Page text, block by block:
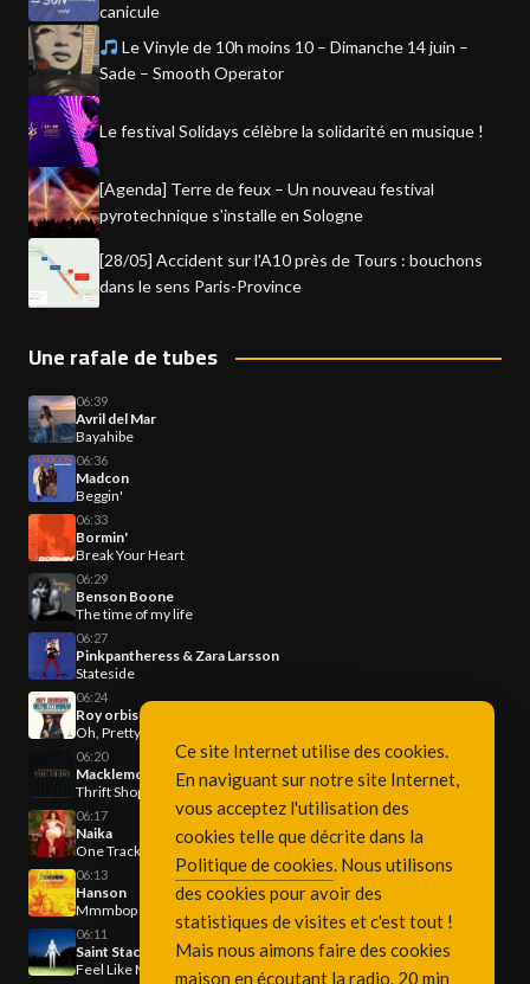
canicule
Le Vinyle de 10h moins 10 – Dimanche 14 juin –
Sade – Smooth Operator
Le festival Solidays célèbre la solidarité en musique !
[Agenda] Terre de feux – Un nouveau festival
pyrotechnique s'installe en Sologne
[28/05] Accident sur l'A10 près de Tours : bouchons
dans le sens Paris-Province
Une rafale de tubes
06:39
Avril del Mar
Bayahibe
06:36
Madcon
Beggin'
06:33
Bormin'
Break Your Heart
06:29
Benson Boone
The time of my life
06:27
Pinkpantheress & Zara Larsson
Stateside
06:24
Roy orbison
Oh, Pretty Woman
06:20
Macklemore & Ryan Lewis
Thrift Shop
06:17
Naika
One Track Mind
06:13
Hanson
Mmmbop
06:11
Saint Stacy
Feel Like Myself
Ce site Internet utilise des cookies.
En naviguant sur notre site Internet,
vous acceptez l'utilisation des
cookies telle que décrite dans la
Politique de cookies. Nous utilisons
des cookies pour avoir des
statistiques de visites et c'est tout !
Mais nous aimons faire des cookies
maison en écoutant la radio. 20 min